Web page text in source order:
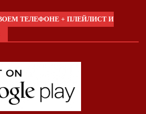
ТЕЛЕФОНЕ + ПЛЕЙЛИСТ И